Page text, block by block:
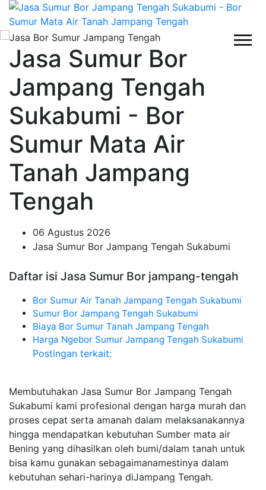
Jasa Sumur Bor
Jampang Tengah
Sukabumi - Bor
Sumur Mata Air
Tanah Jampang
Tengah
06 Agustus 2026
Jasa Sumur Bor Jampang Tengah Sukabumi
Daftar isi Jasa Sumur Bor jampang-tengah
Bor Sumur Air Tanah Jampang Tengah Sukabumi
Sumur Bor Jampang Tengah Sukabumi
Biaya Bor Sumur Tanah Jampang Tengah
Harga Ngebor Sumur Jampang Tengah Sukabumi
Postingan terkait:
Membutuhakan Jasa Sumur Bor Jampang Tengah
Sukabumi kami profesional dengan harga murah dan
proses cepat serta amanah dalam melaksanakannya
hingga mendapatkan kebutuhan Sumber mata air
Bening yang dihasilkan oleh bumi/dalam tanah untuk
bisa kamu gunakan sebagaimanamestinya dalam
kebutuhan sehari-harinya diJampang Tengah.